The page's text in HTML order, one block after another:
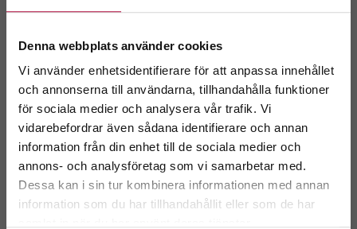
Denna webbplats använder cookies
Vi använder enhetsidentifierare för att anpassa innehållet
och annonserna till användarna, tillhandahålla funktioner
för sociala medier och analysera vår trafik. Vi
vidarebefordrar även sådana identifierare och annan
information från din enhet till de sociala medier och
annons- och analysföretag som vi samarbetar med.
Dessa kan i sin tur kombinera informationen med annan
information som du har tillhandahållit eller som de har
Välkommen till
GeBlod.nu